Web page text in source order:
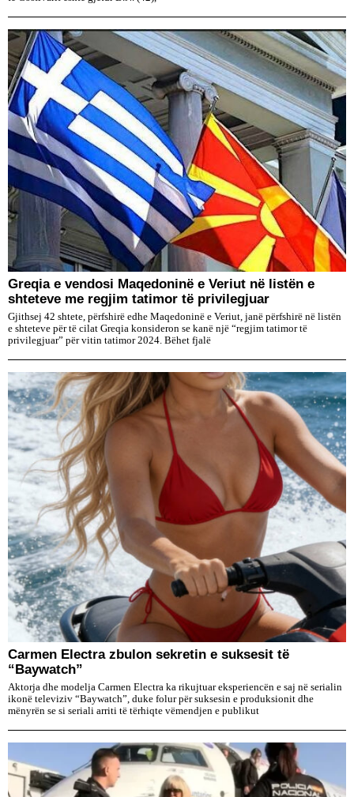
Greqia e vendosi Maqedoninë e Veriut në listën e
shteteve me regjim tatimor të privilegjuar
Gjithsej 42 shtete, përfshirë edhe Maqedoninë e Veriut, janë përfshirë në listën
e shteteve për të cilat Greqia konsideron se kanë një “regjim tatimor të
privilegjuar” për vitin tatimor 2024. Bëhet fjalë
Carmen Electra zbulon sekretin e suksesit të
“Baywatch”
Aktorja dhe modelja Carmen Electra ka rikujtuar eksperiencën e saj në serialin
ikonë televiziv “Baywatch”, duke folur për suksesin e produksionit dhe
mënyrën se si seriali arriti të tërhiqte vëmendjen e publikut